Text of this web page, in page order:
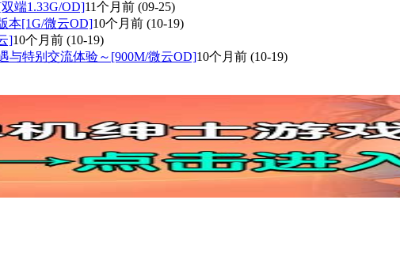
端1.33G/OD]11个月前 (09-25)
本[1G/微云OD]10个月前 (10-19)
]10个月前 (10-19)
与特别交流体验～[900M/微云OD]10个月前 (10-19)